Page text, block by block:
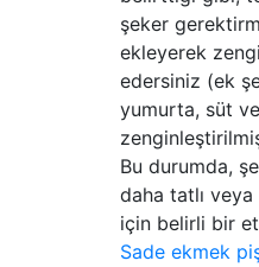
şeker
ekleyerek
edersiniz (ek
yumurta, süt
Bu durumda,
daha tatlı
için belirli bir
Sade ekmek